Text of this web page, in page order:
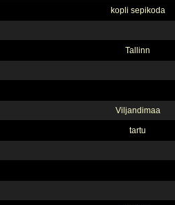
kopli sepikoda
Tallinn
Viljandimaa
tartu